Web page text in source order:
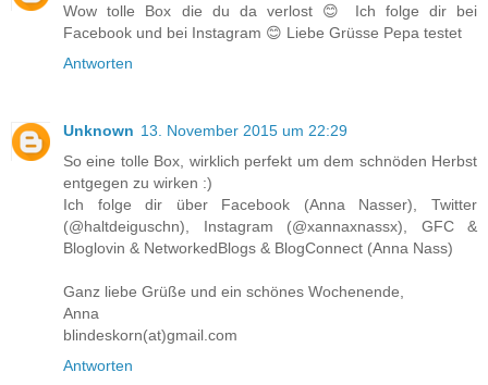
Wow tolle Box die du da verlost 😊 Ich folge dir bei
Facebook und bei Instagram 😊 Liebe Grüsse Pepa testet
Antworten
Unknown 13. November 2015 um 22:29
So eine tolle Box, wirklich perfekt um dem schnöden Herbst
entgegen zu wirken :)
Ich folge dir über Facebook (Anna Nasser), Twitter
(@haltdeiguschn), Instagram (@xannaxnassx), GFC &
Bloglovin & NetworkedBlogs & BlogConnect (Anna Nass)
Ganz liebe Grüße und ein schönes Wochenende,
Anna
blindeskorn(at)gmail.com
Antworten